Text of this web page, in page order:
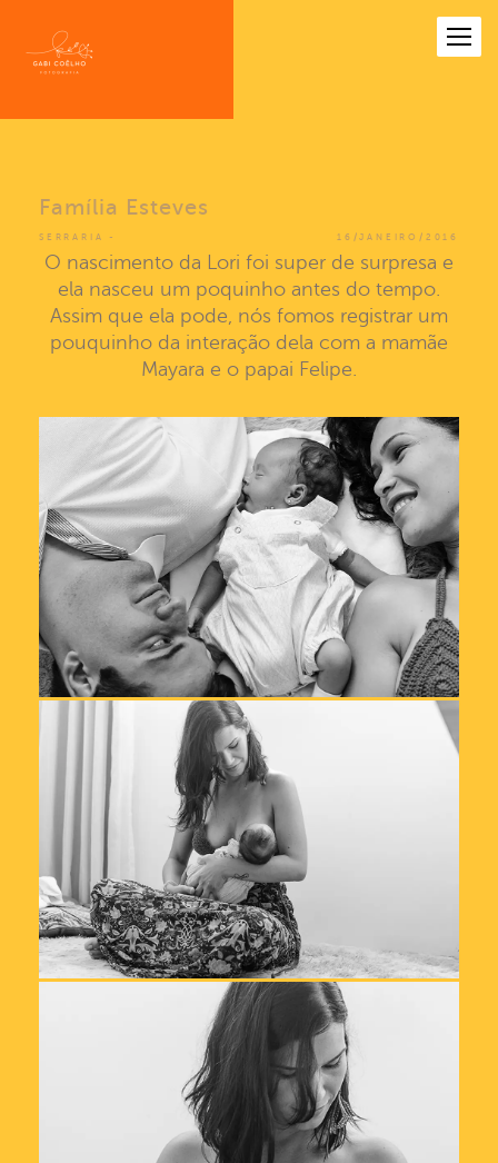
SERRARIA 16/JANEIRO/2016
Família Esteves
O nascimento da Lori foi super de surpresa e
ela nasceu um poquinho antes do tempo.
Assim que ela pode, nós fomos registrar um
pouquinho da interação dela com a mamãe
Mayara e o papai Felipe.